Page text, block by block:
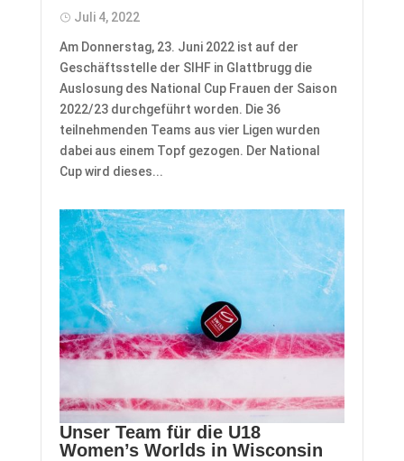
Juli 4, 2022
Am Donnerstag, 23. Juni 2022 ist auf der
Geschäftsstelle der SIHF in Glattbrugg die
Auslosung des National Cup Frauen der Saison
2022/23 durchgeführt worden. Die 36
teilnehmenden Teams aus vier Ligen wurden
dabei aus einem Topf gezogen. Der National
Cup wird dieses...
Unser Team für die U18
Women’s Worlds in Wisconsin